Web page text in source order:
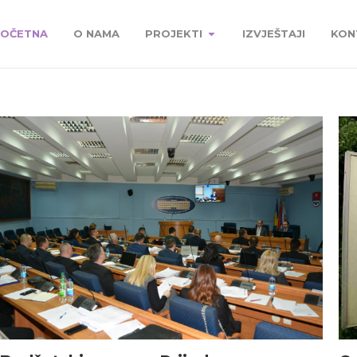
O NAMA PROJEKTI IZVJEŠTAJI